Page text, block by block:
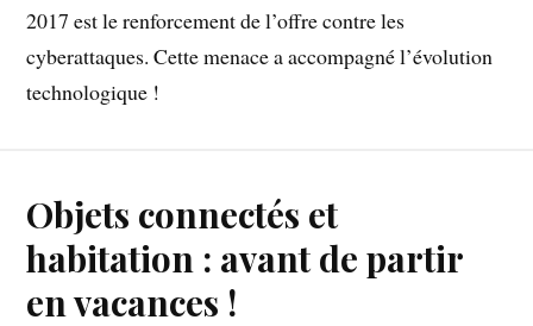
2017 est le renforcement de l’offre contre les
cyberattaques. Cette menace a accompagné l’évolution
technologique !
Objets connectés et
habitation : avant de partir
en vacances !